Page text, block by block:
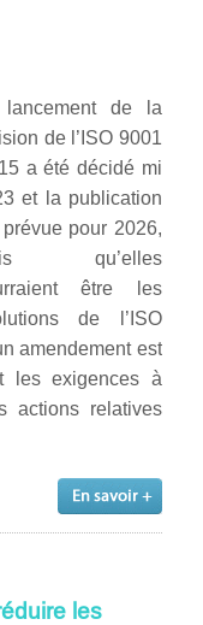
lancement de la
de l’ISO 9001
a été décidé mi
et la publication
pour 2026,
qu’elles
être les
de l’ISO
amendement est
les exigences à
actions relatives
les